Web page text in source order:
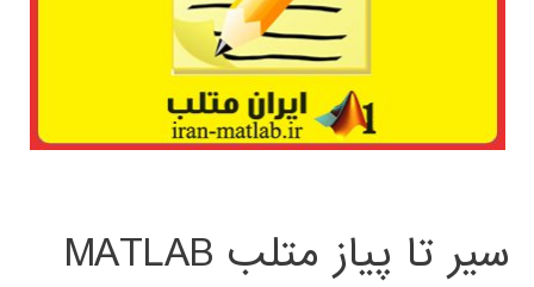
سیر تا پیاز متلب MATLAB